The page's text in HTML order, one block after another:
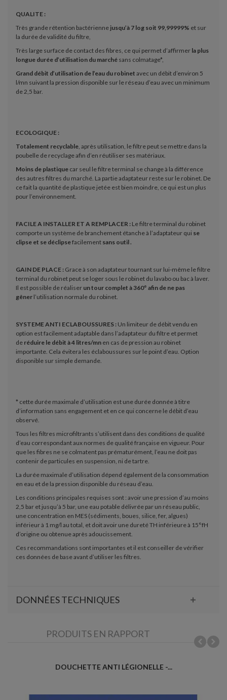
QUALITE :
Très grande rétention bactérienne jusqu’à 7 log soit 99,99999% et sur
la durée de validité du filtre,
Très large surface de contact des fibres, ce qui permet d’affirmer la plus
longue durée d’utilisation du marchésans colmatage*,
Grand débit d’utilisation de l’eau du robinet avec un débit d’environ 5
l/mn suivant la pression disponible sur le réseau d’eau avec un minimum
de 2,5 bar.
ECOLOGIQUE :
Totalement recyclable, après utilisation, le filtre peut se mettre dans la
poubelle de recyclage afin d’en réutiliser ses matériaux.
Moins de plastiquecar seul le filtre terminal se change à la différence
des autres filtres du marché. La partie adaptateur reste sur le robinet. De
ce fait la quantité de plastique jetée est bien moindre, ce qui est un plus
pour l’environnement.
FACILE A INSTALLER ET A REMPLACER :Le filtre terminal du robinet
comporte un système de branchement étanche à l’adaptateur qui se
clipse et se déclipsefacilement sans outil .
GAIN DE PLACE :Grace à son adaptateur tournant sur lui-même le filtre
terminal du robinet peut se loger sous le robinet du lavabo ou bac à laver.
Il est possible de réaliser un tour complet à 360° afin de ne pas
gêner l’utilisation normale du robinet.
SYSTEME ANTI ECLABOUSSURES :Un limiteur de débit vendu en
option est facilement adaptable dans l’adaptateur du filtre et permet
de réduire le débit à 4 litres/mnen cas de pression au robinet
importante. Cela évitera les éclaboussures sur le point d’eau. Option
disponible sur simple demande.
* cette durée maximale d’utilisation est une durée donnée à titre
d’information sans engagement et en ce qui concerne le débit d’eau
observé.
Tous les filtres microfiltrants s’utilisent dans des conditions de qualité
d’eau correspondant aux normes de qualité française en vigueur. Pour
que les fibres ne se colmatent pas prématurément, l’eau ne doit pas
contenir de particules en suspension, ni de tartre.
La durée maximale d’utilisation dépend également de la consommation
en eau et de la pression disponible du réseau d’eau.
Les conditions principales requises sont : avoir une pression d’au moins
2,5 bar et jusqu’à 5 bar, une eau potable délivrée par un réseau public,
une concentration en MES (sédiments, boues, silice, fer, algues)
inférieur à 1 mg/l au total, et doit avoir une dureté TH inférieure à 15°fH
d’origine ou obtenue après adoucissement.
Ces recommandations sont importantes et il est conseiller de vérifier
ces données de base avant d’utiliser les filtres.
DONNÉES TECHNIQUES
PRODUITS EN RAPPORT
DOUCHETTE ANTI LÉGIONELLE -...